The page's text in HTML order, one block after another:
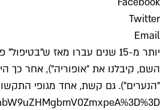
Twitter
Email
יותר מ-15 שנים עברו מאז
השם, קיבלנו את "אופוריה"), אחר כך
"הנערים"). גם קשת, אחד מגופי